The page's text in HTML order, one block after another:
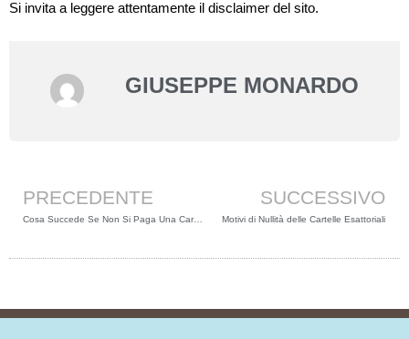
Si invita a leggere attentamente il disclaimer del sito.
GIUSEPPE MONARDO
PRECEDENTE
Cosa Succede Se Non Si Paga Una Cartella Esattoriale Nel 2025
SUCCESSIVO
Motivi di Nullità delle Cartelle Esattoriali